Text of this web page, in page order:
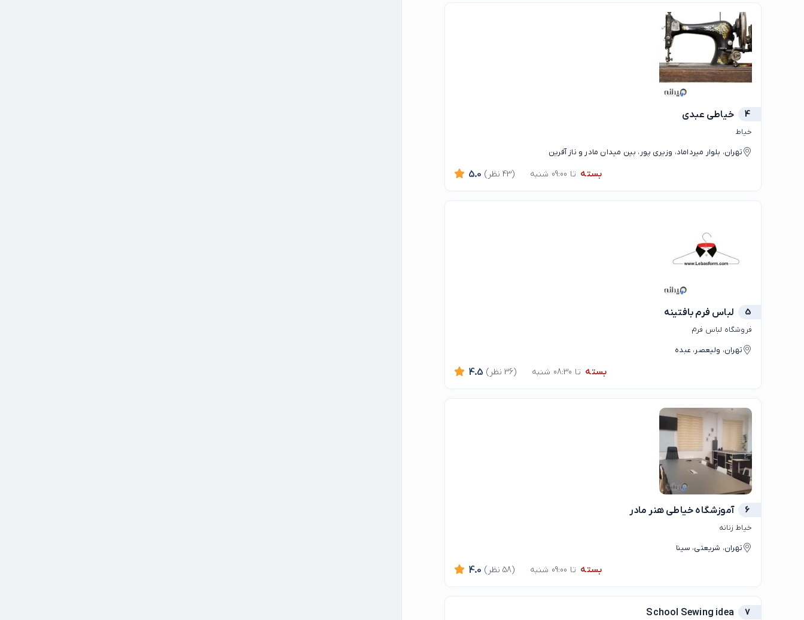
4 خیاطی عبدی
خیاط
تهران، بلوار میرداماد، وزیری پور، بین میدان مادر و ناز آفرین
بسته تا 09:00 شنبه 5.0 (43 نظر)
5 لباس فرم بافتینه
فروشگاه لباس فرم
تهران، ولیعصر، عبده
بسته تا 08:30 شنبه 4.5 (36 نظر)
6 آموزشگاه خیاطی هنر مادر
خیاط زنانه
تهران، شریعتی، سینا
بسته تا 09:00 شنبه 4.0 (58 نظر)
7
School Sewing idea